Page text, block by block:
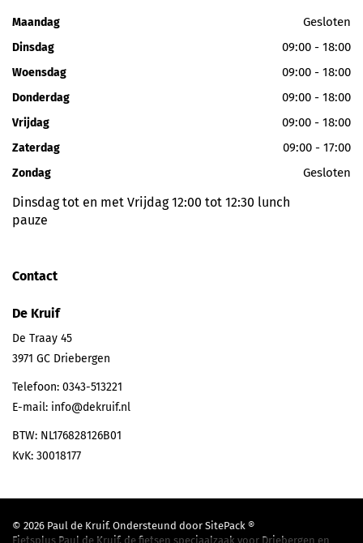
Maandag Gesloten
Dinsdag 09:00 - 18:00
Woensdag 09:00 - 18:00
Donderdag 09:00 - 18:00
Vrijdag 09:00 - 18:00
Zaterdag 09:00 - 17:00
Zondag Gesloten
Dinsdag tot en met Vrijdag 12:00 tot 12:30 lunch
pauze
Contact
De Kruif
De Traay 45
3971 GC Driebergen
Telefoon: 0343-513221
E-mail: info@dekruif.nl
BTW: NL176828126B01
KvK: 30018177
© 2026 Paul de Kruif. Ondersteund door SitePack ®
Fietsplus Paul de Kruif, de fietsen speciaalzaak voor Driebergen en